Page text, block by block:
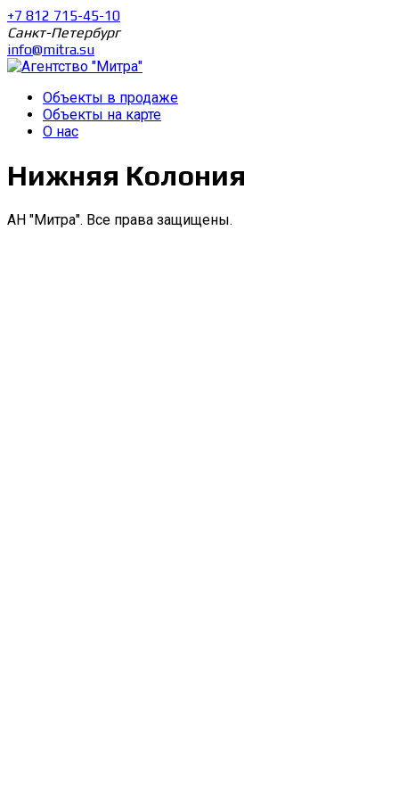
+7 812 715-45-10
Санкт-Петербург
info@mitra.su
Объекты в продаже
Объекты на карте
О нас
Нижняя Колония
АН "Митра". Все права защищены.